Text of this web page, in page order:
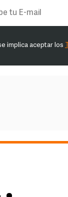
implica aceptar los